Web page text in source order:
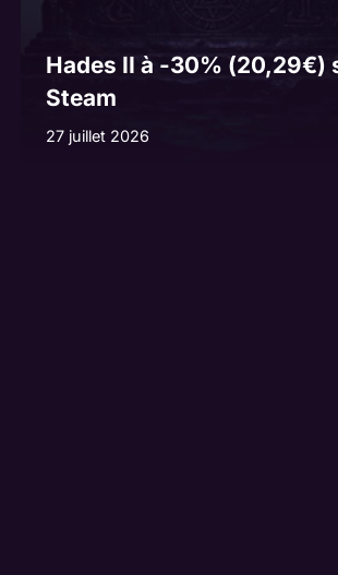
Hades II à -30% (20,29€)
Steam
27 juillet 2026